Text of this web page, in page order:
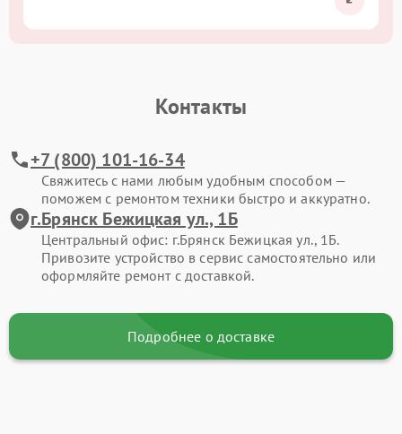
Контакты
+7 (800) 101-16-34
Свяжитесь с нами любым удобным способом —
поможем с ремонтом техники быстро и аккуратно.
г.Брянск Бежицкая ул., 1Б
Центральный офис: г.Брянск Бежицкая ул., 1Б.
Привозите устройство в сервис самостоятельно или
оформляйте ремонт с доставкой.
Подробнее о доставке